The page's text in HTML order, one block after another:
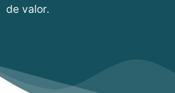
de valor.